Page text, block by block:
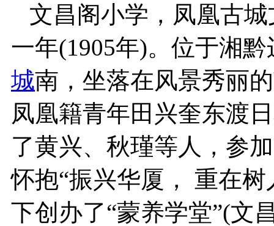
文昌阁小学，凤凰古
一年(1905年)。位于湘
城南，坐落在风景秀丽
凤凰籍青年田兴奎东渡
了黄兴、秋瑾等人，参
怀抱“振兴华厦， 重在
下创办了“蒙养学堂”(文